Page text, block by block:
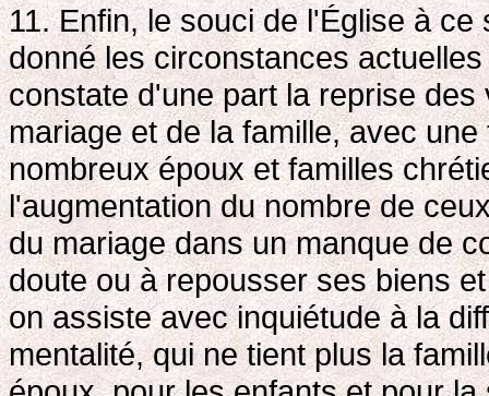
11. Enfin, le souci de l'Église à
donné les circonstances
constate d'une part la reprise
mariage et de la famille, avec
nombreux époux et familles
l'augmentation du nombre de
du mariage dans un manque de
doute ou à repousser ses biens
on assiste avec inquiétude à la
mentalité, qui ne tient plus la